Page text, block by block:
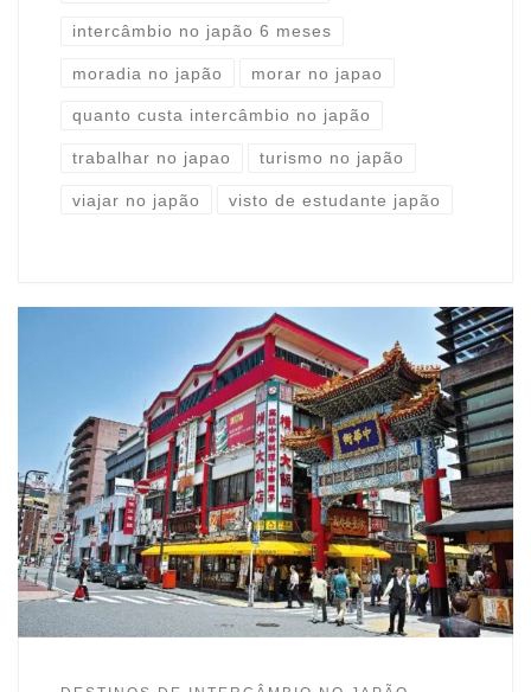
intercâmbio no japão 6 meses
moradia no japão morar no japao
quanto custa intercâmbio no japão
trabalhar no japao turismo no japão
viajar no japão visto de estudante japão